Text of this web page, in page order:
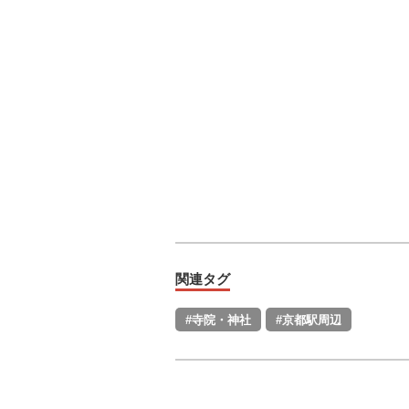
関連タグ
#寺院・神社 #京都駅周辺